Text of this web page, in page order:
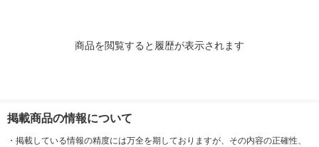
商品を閲覧すると履歴が表示されます
掲載商品の情報について
・ 掲載している情報の精度には万全を期しておりますが、その内容の正確性、